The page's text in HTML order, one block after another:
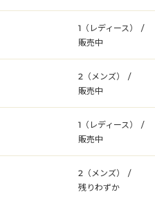
1（レディース）
/
販売中
2（メンズ）
/
販売中
1（レディース）
/
販売中
2（メンズ）
/
残りわずか